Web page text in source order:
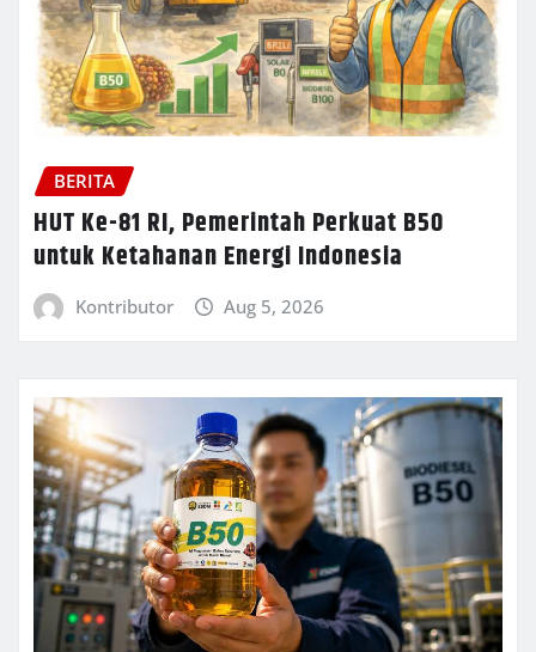
BERITA
HUT Ke-81 RI, Pemerintah Perkuat B50
untuk Ketahanan Energi Indonesia
Kontributor Aug 5, 2026